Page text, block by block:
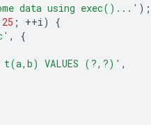
data using exec()...' );
25 ; ++i)
{
,
{
t(a,b) VALUES (?,?)' ,